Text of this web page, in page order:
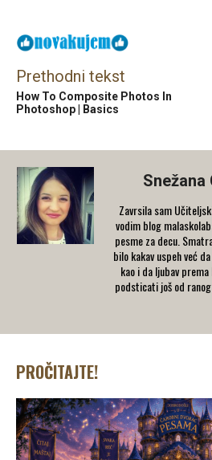
Prethodni tekst
How To Composite Photos In
Photoshop | Basics
Zavrsila sam
vodim blog
pesme za decu.
bilo kakav uspeh već
kao i da ljubav
podsticati još od
PROČITAJTE!